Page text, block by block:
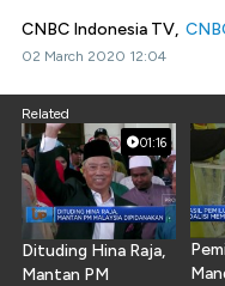
CNBC Indonesia TV,
02 March 2020 12:04
Related
01:16
Dituding Hina Raja,
Mantan PM